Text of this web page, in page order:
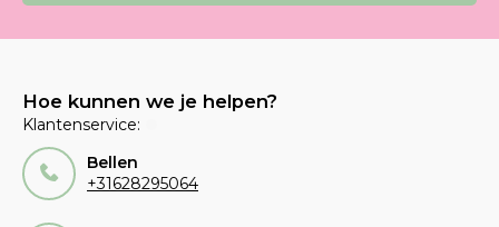
Hoe kunnen we je helpen?
Klantenservice:
Bellen
+31628295064